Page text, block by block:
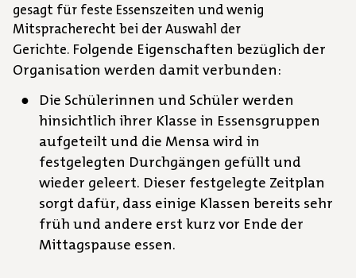
gesagt für feste Essenszeiten und wenig
Mitspracherecht bei der Auswahl der
Gerichte. Folgende Eigenschaften bezüglich der
Organisation werden damit verbunden:
Die Schülerinnen und Schüler werden
hinsichtlich ihrer Klasse in Essensgruppen
aufgeteilt und die Mensa wird in
festgelegten Durchgängen gefüllt und
wieder geleert. Dieser festgelegte Zeitplan
sorgt dafür, dass einige Klassen bereits sehr
früh und andere erst kurz vor Ende der
Mittagspause essen.